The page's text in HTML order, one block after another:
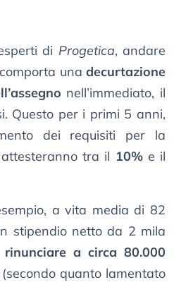
di Progetica, andare
una decurtazione
nell’immediato, il
Questo per i primi 5 anni,
dei requisiti per la
tra il 10%e il
a vita media di 82
stipendio netto da 2 mila
rinunciare a circa 80.000
quanto lamentato